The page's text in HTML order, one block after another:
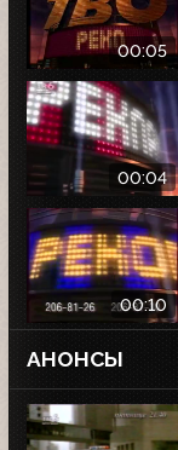
00:05
00:04
00:10
АНОНСЫ